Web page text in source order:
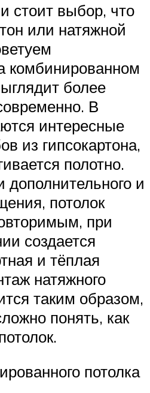
стоит выбор, что
или натяжной
комбинированном
более
В
интересные
из гипсокартона,
полотно.
и
потолок
при
создается
и тёплая
натяжного
таким образом,
понять, как
потолка